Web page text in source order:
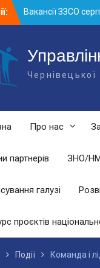
Вакансії ЗЗСО
Вакансії ЗЗСО
підрозділах
р.
Чернівецької
Про нас
партнерів ЗНО/
галузі
проєктів
Події Команда і